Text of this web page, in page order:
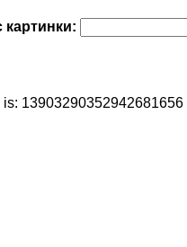
картинки:
is: 13903290352942681656